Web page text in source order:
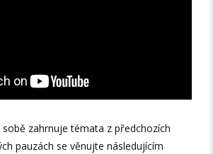
sobě zahrnuje témata z předchozích
pauzách se věnujte následujícím